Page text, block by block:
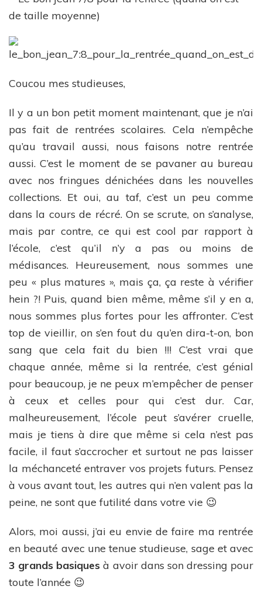
(quand
moyenne)
Coucou mes studieuses,
Il y a un bon petit moment maintenant, que je n’ai
pas fait de rentrées scolaires. Cela n’empêche
qu’au travail aussi, nous faisons notre rentrée
aussi. C’est le moment de se pavaner au bureau
avec nos fringues dénichées dans les nouvelles
collections. Et oui, au taf, c’est un peu comme
dans la cours de récré. On se scrute, on s’analyse,
mais par contre, ce qui est cool par rapport à
l’école, c’est qu’il n’y a pas ou moins de
médisances. Heureusement, nous sommes une
peu « plus matures », mais ça, ça reste à vérifier
hein ?! Puis, quand bien même, même s’il y en a,
nous sommes plus fortes pour les affronter. C’est
top de vieillir, on s’en fout du qu’en dira-t-on, bon
sang que cela fait du bien !!! C’est vrai que
chaque année, même si la rentrée, c’est génial
pour beaucoup, je ne peux m’empêcher de penser
à ceux et celles pour qui c’est dur. Car,
malheureusement, l’école peut s’avérer cruelle,
mais je tiens à dire que même si cela n’est pas
facile, il faut s’accrocher et surtout ne pas laisser
la méchanceté entraver vos projets futurs. Pensez
à vous avant tout, les autres qui n’en valent pas la
peine, ne sont que futilité dans votre vie 😉
Alors, moi aussi, j’ai eu envie de faire ma rentrée
en beauté avec une tenue studieuse, sage et avec
3 grands basiques à avoir dans son dressing pour
toute l’année 😉